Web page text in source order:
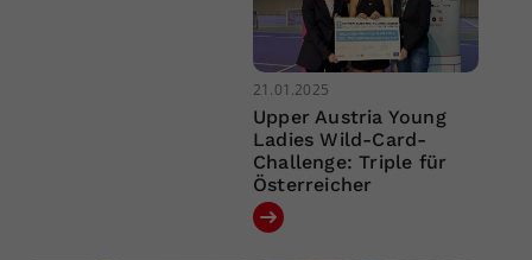
21.01.2025
Upper Austria Young
Ladies Wild-Card-
Challenge: Triple für
Österreicher